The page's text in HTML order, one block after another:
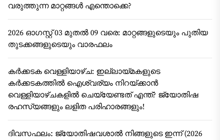
വരുത്തുന്ന മാറ്റങ്ങൾ എന്തൊക്കെ?
2026 ഓഗസ്റ്റ് 03 മുതൽ 09 വരെ: മാറ്റങ്ങളുടെയും പുതിയ
തുടക്കങ്ങളുടെയും വാരഫലം
കർക്കടക വെള്ളിയാഴ്ച: ഇല്ലായ്മകളുടെ
കർക്കടകത്തിൽ ഐശ്വര്യം നിറയ്ക്കാൻ
വെള്ളിയാഴ്ചകളിൽ ചെയ്യേണ്ടത് എന്ത്? ജ്യോതിഷ
രഹസ്യങ്ങളും ലളിത പരിഹാരങ്ങളും!
ദിവസഫലം: ജ്യോതിഷവശാൽ നിങ്ങളുടെ ഇന്ന്‌ (2026